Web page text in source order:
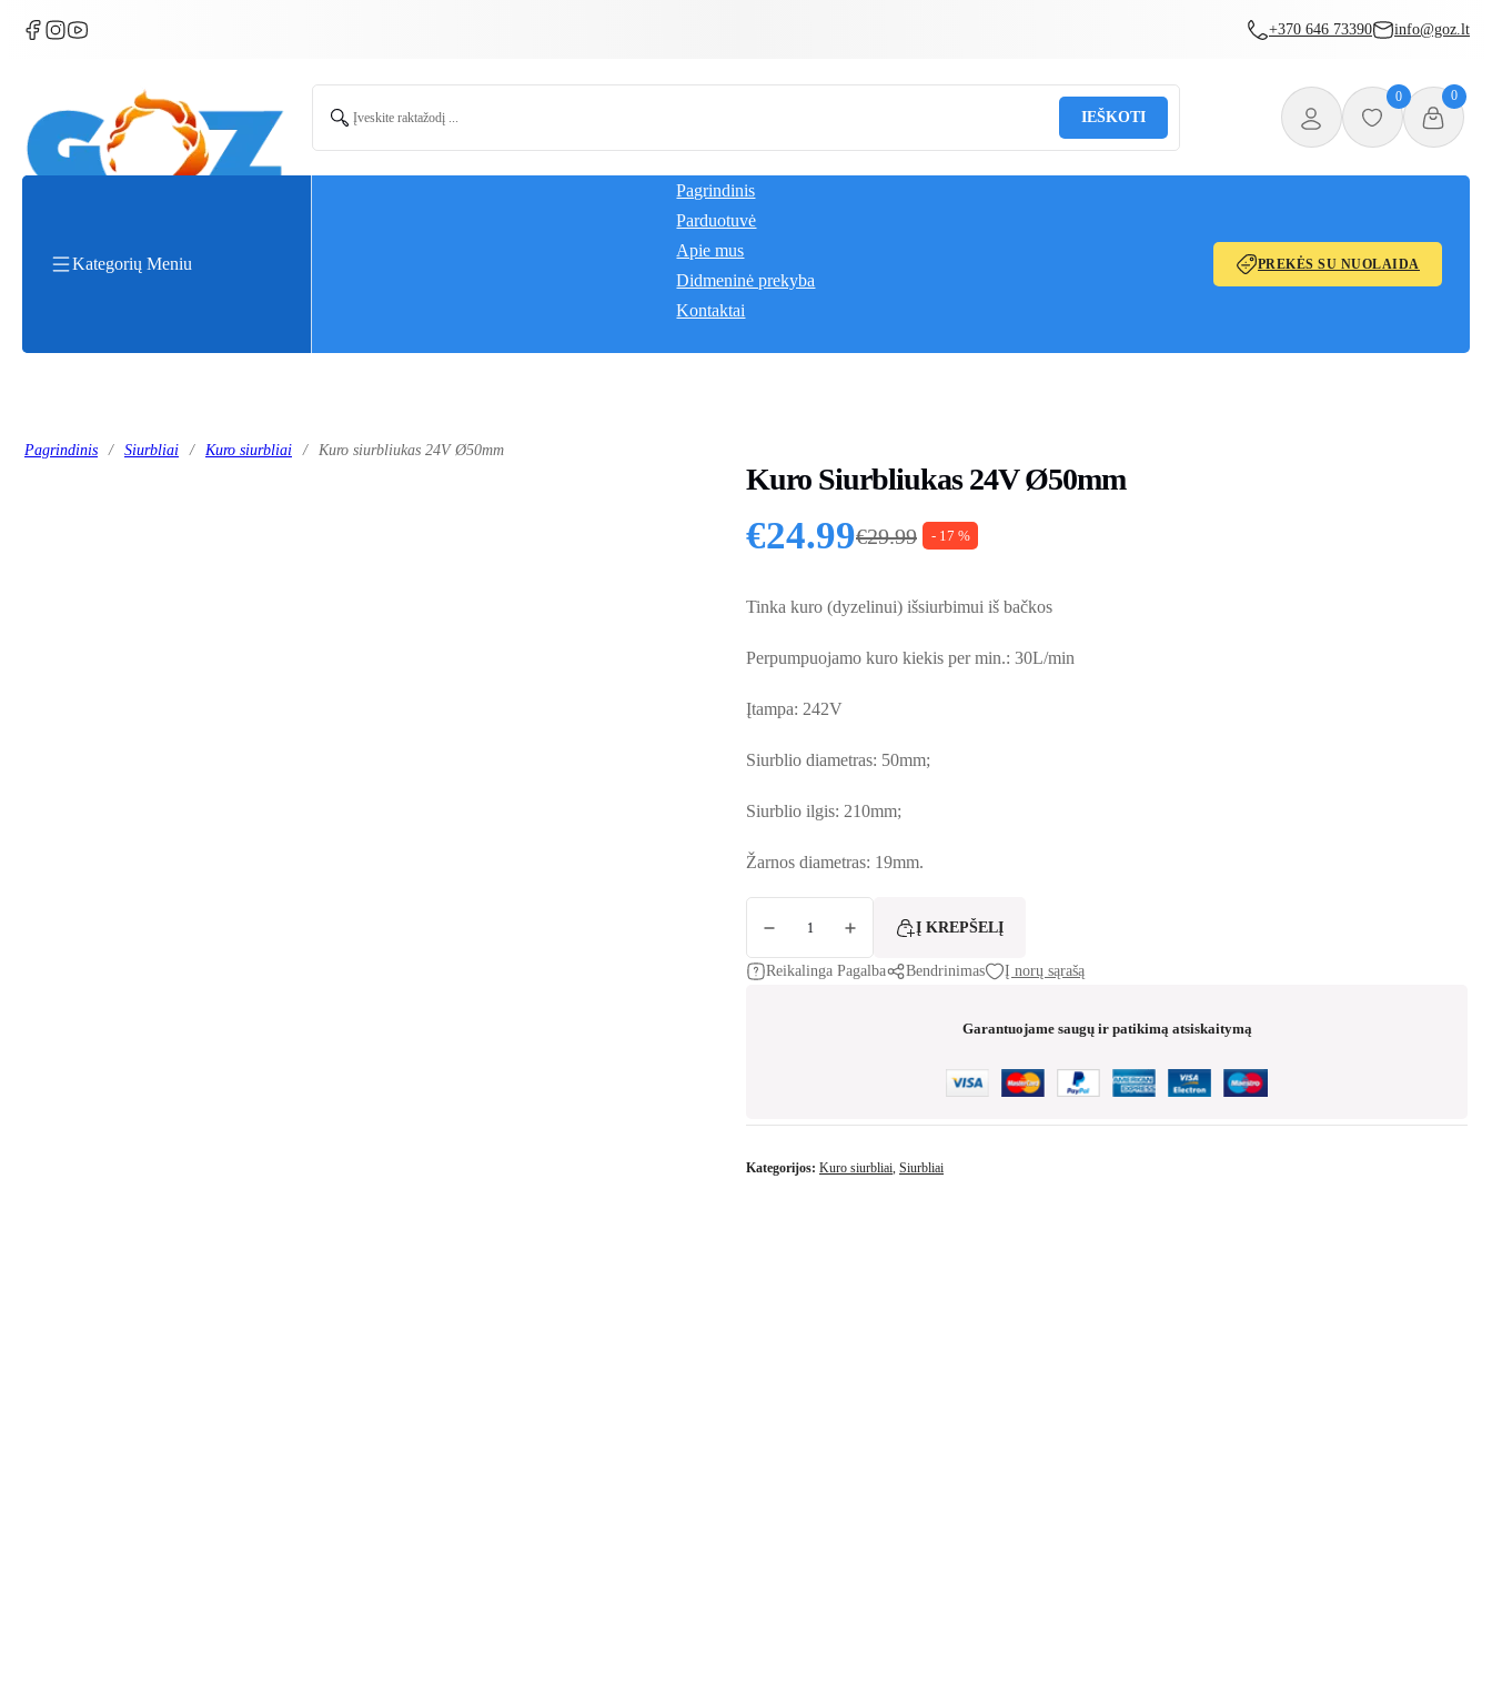
+370 646 73390 info@goz.lt
Search ... IEŠKOTI
0 0
Kategorių Meniu
Pagrindinis
Parduotuvė
Apie mus
Didmeninė prekyba
Kontaktai
PREKĖS SU NUOLAIDA
Pagrindinis / Siurbliai / Kuro siurbliai / Kuro siurbliukas 24V Ø50mm
Kuro Siurbliukas 24V Ø50mm
€29.99
Original price was: €29.99.
€24.99
Current price is: €24.99.
- 17 %
Tinka kuro (dyzelinui) išsiurbimui iš bačkos
Perpumpuojamo kuro kiekis per min.: 30L/min
Įtampa: 242V
Siurblio diametras: 50mm;
Siurblio ilgis: 210mm;
Žarnos diametras: 19mm.
Į KREPŠELĮ
Reikalinga Pagalba Bendrinimas Į norų sąrašą
Garantuojame saugų ir patikimą atsiskaitymą
Kategorijos: Kuro siurbliai, Siurbliai